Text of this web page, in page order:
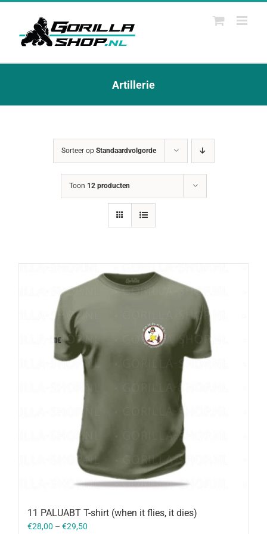
Ga
Artillerie
Sorteer op Standaardvolgorde
Toon 12 producten
11 PALUABT T-shirt (when it flies, it dies)
€28,00 – €29,50